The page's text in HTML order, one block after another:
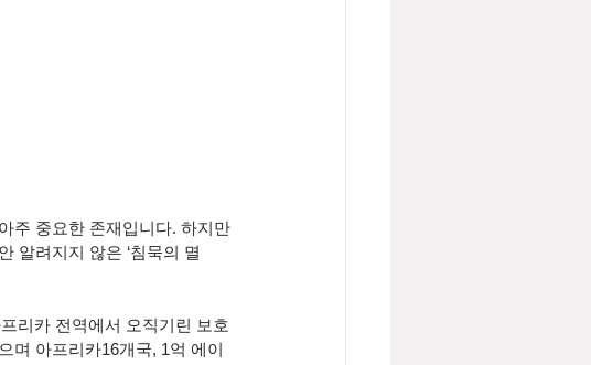
주 중요한 존재입니다. 하지만
알려지지 않은 ‘침묵의 멸
리카 전역에서 오직기린 보호
며 아프리카16개국, 1억 에이